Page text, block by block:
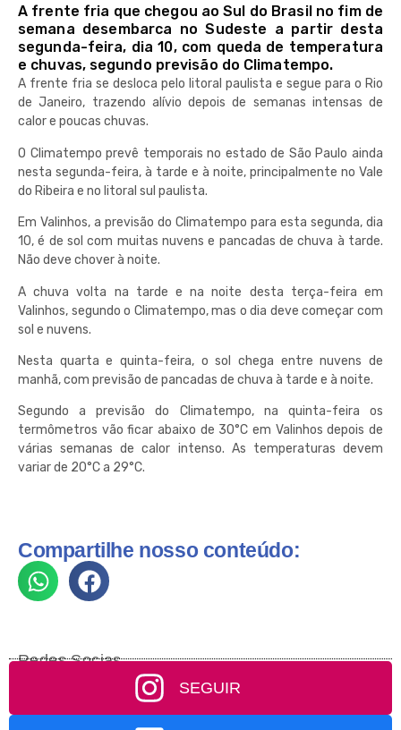
A frente fria que chegou ao Sul do Brasil no fim de
semana desembarca no Sudeste a partir desta
segunda-feira, dia 10, com queda de temperatura
e chuvas, segundo previsão do Climatempo.
A frente fria se desloca pelo litoral paulista e segue para o Rio
de Janeiro, trazendo alívio depois de semanas intensas de
calor e poucas chuvas.
O Climatempo prevê temporais no estado de São Paulo ainda
nesta segunda-feira, à tarde e à noite, principalmente no Vale
do Ribeira e no litoral sul paulista.
Em Valinhos, a previsão do Climatempo para esta segunda, dia
10, é de sol com muitas nuvens e pancadas de chuva à tarde.
Não deve chover à noite.
A chuva volta na tarde e na noite desta terça-feira em
Valinhos, segundo o Climatempo, mas o dia deve começar com
sol e nuvens.
Nesta quarta e quinta-feira, o sol chega entre nuvens de
manhã, com previsão de pancadas de chuva à tarde e à noite.
Segundo a previsão do Climatempo, na quinta-feira os
termômetros vão ficar abaixo de 30°C em Valinhos depois de
várias semanas de calor intenso. As temperaturas devem
variar de 20°C a 29°C.
Compartilhe nosso conteúdo:
Redes Socias
SEGUIR